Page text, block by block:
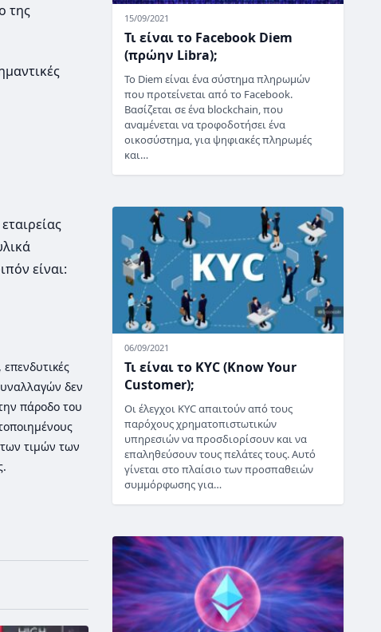
της
είναι:
δεν
πάροδο του
τιμών των
15/09/2021
Τι είναι το Facebook Diem
(πρώην Libra);
Το Diem είναι ένα σύστημα πληρωμών
που προτείνεται από το Facebook.
Βασίζεται σε ένα blockchain, που
αναμένεται να τροφοδοτήσει ένα
οικοσύστημα, για ψηφιακές πληρωμές
και…
06/09/2021
Τι είναι το KYC (Know Your
Customer);
Οι έλεγχοι KYC απαιτούν από τους
παρόχους χρηματοπιστωτικών
υπηρεσιών να προσδιορίσουν και να
επαληθεύσουν τους πελάτες τους. Αυτό
γίνεται στο πλαίσιο των προσπαθειών
συμμόρφωσης για…